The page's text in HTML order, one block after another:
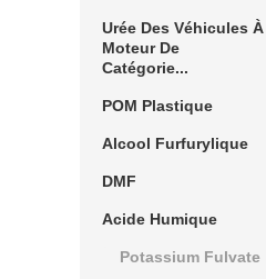
Urée Des Véhicules À
Moteur De
Catégorie...
POM Plastique
Alcool Furfurylique
DMF
Acide Humique
Potassium Fulvate